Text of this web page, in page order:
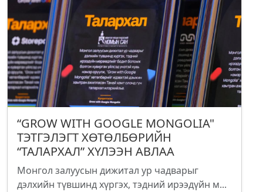
“GROW WITH GOOGLE MONGOLIA"
ТЭТГЭЛЭГТ ХӨТӨЛБӨРИЙН
“ТАЛАРХАЛ” ХҮЛЭЭН АВЛАА
Монгол залуусын дижитал ур чадварыг
дэлхийн түвшинд хүргэх, тэдний ирээдүйн м...